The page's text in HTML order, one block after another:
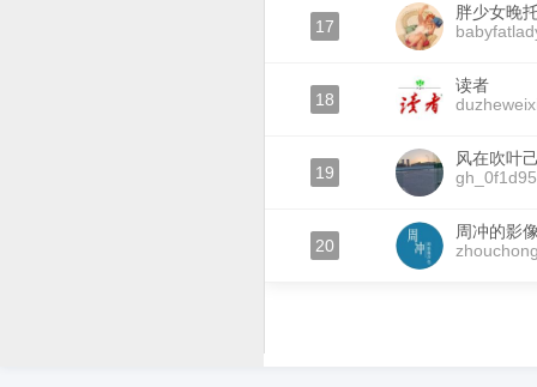
17
胖少女晚
18
读者
19
风在吹叶
20
周冲的影